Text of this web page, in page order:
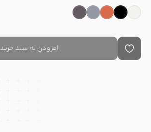
افزودن به سبد خرید